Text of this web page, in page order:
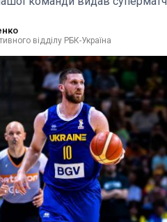
відділу РБК-Україна